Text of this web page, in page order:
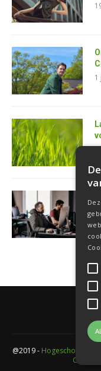
1
@2019 - Hogeschool PXL